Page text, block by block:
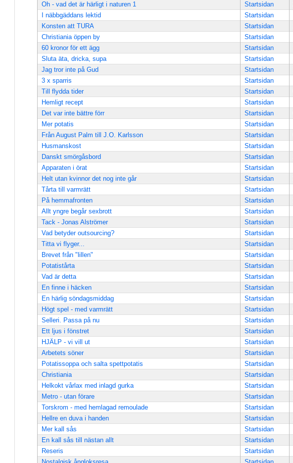
Oh - vad det är härligt i naturen 1
Startsidan
I näbbgäddans lektid
Startsidan
Konsten att TURA
Startsidan
Christiania öppen by
Startsidan
60 kronor för ett ägg
Startsidan
Sluta äta, dricka, supa
Startsidan
Jag tror inte på Gud
Startsidan
3 x sparris
Startsidan
Till flydda tider
Startsidan
Hemligt recept
Startsidan
Det var inte bättre förr
Startsidan
Mer potatis
Startsidan
Från August Palm till J.O. Karlsson
Startsidan
Husmanskost
Startsidan
Danskt smörgåsbord
Startsidan
Apparaten i örat
Startsidan
Helt utan kvinnor det nog inte går
Startsidan
Tårta till varmrätt
Startsidan
På hemmafronten
Startsidan
Allt yngre begår sexbrott
Startsidan
Tack - Jonas Alströmer
Startsidan
Vad betyder outsourcing?
Startsidan
Titta vi flyger...
Startsidan
Brevet från "lillen"
Startsidan
Potatistårta
Startsidan
Vad är detta
Startsidan
En finne i häcken
Startsidan
En härlig söndagsmiddag
Startsidan
Högt spel - med varmrätt
Startsidan
Selleri. Passa på nu
Startsidan
Ett ljus i fönstret
Startsidan
HJÄLP - vi vill ut
Startsidan
Arbetets söner
Startsidan
Potatissoppa och salta spettpotatis
Startsidan
Christiania
Startsidan
Helkokt vårlax med inlagd gurka
Startsidan
Metro - utan förare
Startsidan
Torskrom - med hemlagad remoulade
Startsidan
Hellre en duva i handen
Startsidan
Mer kall sås
Startsidan
En kall sås till nästan allt
Startsidan
Reseris
Startsidan